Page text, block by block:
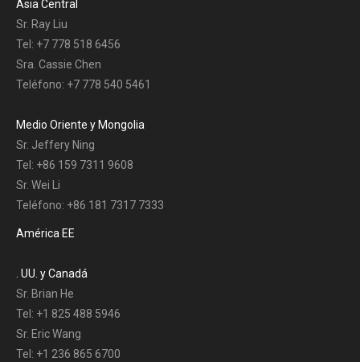
Asia Central
Sr. Ray Liu
Tel: +7 778 518 6456
Sra. Cassie Chen
Teléfono: +7 778 540 5461
Medio Oriente y Mongolia
Sr. Jeffery Ning
Tel: +86 159 7311 9608
Sr. Wei Li
Teléfono: +86 181 7317 7333
América EE
. UU. y Canadá
Sr. Brian He
Tel: +1 825 488 5946
Sr. Eric Wang
Tel: +1 236 865 6700